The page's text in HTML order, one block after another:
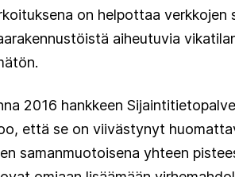
on helpottaa verkkojen
aiheutuvia
2016 hankkeen
että se on viivästynyt
samanmuotoisena yhteen